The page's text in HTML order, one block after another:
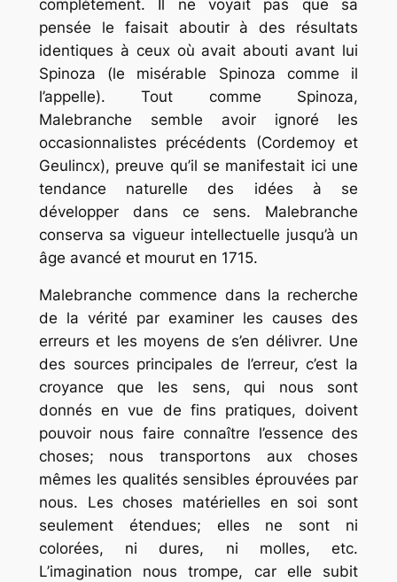
complètement. Il ne voyait pas que sa
pensée le faisait aboutir à des résultats
identiques à ceux où avait abouti avant lui
Spinoza (le misérable Spinoza comme il
l’appelle). Tout comme Spinoza,
Malebranche semble avoir ignoré les
occasionnalistes précédents (Cordemoy et
Geulincx), preuve qu’il se manifestait ici une
tendance naturelle des idées à se
développer dans ce sens. Malebranche
conserva sa vigueur intellectuelle jusqu’à un
âge avancé et mourut en 1715.
Malebranche commence dans la recherche
de la vérité par examiner les causes des
erreurs et les moyens de s’en délivrer. Une
des sources principales de l’erreur, c’est la
croyance que les sens, qui nous sont
donnés en vue de fins pratiques, doivent
pouvoir nous faire connaître l’essence des
choses; nous transportons aux choses
mêmes les qualités sensibles éprouvées par
nous. Les choses matérielles en soi sont
seulement étendues; elles ne sont ni
colorées, ni dures, ni molles, etc.
L’imagination nous trompe, car elle subit